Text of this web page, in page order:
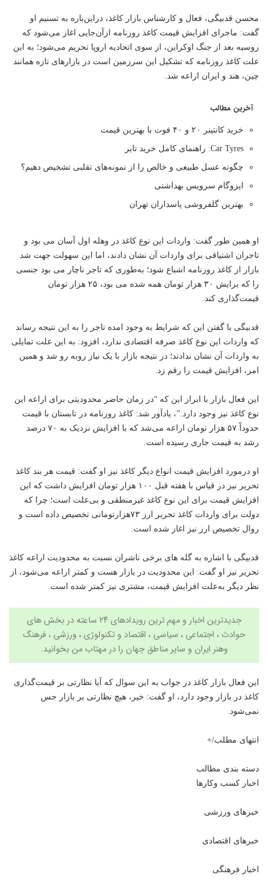
محسن قدبیگی، فعال و کارشناس بازار کاغذ، دراین‌باره به تسنیم او
گفت: ماجرای افزایش قیمت کاغذ روزنامه ازآن‌جایی اغاز می‌شود که
روسیه بعد از جنگ اوکراین، از سوی اتحادیه اروپا تحریم می‌شود؛ به این
علت کاغذ روزنامه که تشکیل این سرزمین است در بازارهای تازه همانند
چین، هند و ایران اراعه شد.
آخرین مطالب
خرید کانتینر ۲۰ و ۴۰ فوت با بهترین قیمت
Car Tyres: راهنمای کامل خرید تایر
چگونه عسل طبیعی و خالص را از نمونه‌های تقلبی تشخیص دهیم؟
ایزوگام سرویس بهداشتی
بهترین گلفروشی پاسداران تهران
او همین طور گفت: واردات این نوع کاغذ در وهله اول آسان می بود و
تاجران اشتیاقی برای واردات آن نشان دادند، اما این سهولت جهت شد
بازار از کاغذ روزنامه اشباع شود؛ به‌طوری که تاجر ناچار می بود جنسی
را که برایش ۳۰ هزار تومان همه شده می بود، ۲۵ هزار تومان
قیمت‌گذاری کند.
قدبیگی با گفتن این که شرایط به وجود امده تاجر را به این نتیجه رساند
که واردات این نوع کاغذ صرفه اقتصادی ندارد، افزود: به این علت تمایلی
به واردات آن نشان ندادند؛ در نتیجه بازار با یک نیاز روبه رو شد و همین
امر، افزایش قیمت را رقم زد.
این فعال بازار با ابراز این که “در زمان حاضر محدودیتی برای اراعه این
نوع کاغذ نیز وجود دارد.”، یادآور شد: کاغذ روزنامه در تابستان با قیمت
حدوداً ۵۷ هزار تومان اراعه می‌شد که با افزایش نزدیک به ۷۰ درصد
رشد به قیمت جاری رسیده است.
او درمورد افزایش قیمت انواع دیگر کاغذ نیز او گفت: قیمت هر بند کاغذ
تحریر نیز در قیاس با هفته قبل ۱۰۰ هزار تومان افزایش داشت که این
افزایش قیمت برای این نوع کاغذ غیرمنطقی و بی‌علت است؛ چرا که
دولت برای واردات کاغذ تحریر ارز ۷۳هزارتومانی تخصیص داده است و
روال تخصیص ارز نیز اغاز شده است.
قدبیگی با اشاره به گله های برخی ناشران نسبت به محدودیت اراعه کاغذ
تحریر نیز او گفت: این محدودیت در بازار هست و کمتر اراعه می‌شود، از
نظر دیگر به‌علت افزایش قیمت، مشتری نیز کمتر شده است.
جدیدترین اخبار و مهم ترین رویدادهای ۲۴ ساعته در بخش های
حوادث ، اجتماعی ، سیاسی ، اقتصاد و تکنولوژی، ورزشی ، فرهنگ
وهنر ایران و سایر مناطق جهان را در مهتاب من بخوانید.
این فعال بازار کاغذ در جواب به این سوال که آیا نظارتی بر قیمت‌گذاری
کاغذ در بازار وجود دارد، او گفت: خیر، هیچ نظارتی بر بازار حس
نمی‌شود.
انتهای مطلب/+
دسته بندی مطالب
اخبار کسب وکارها
خبرهای ورزشی
خبرهای اقتصادی
اخبار فرهنگی